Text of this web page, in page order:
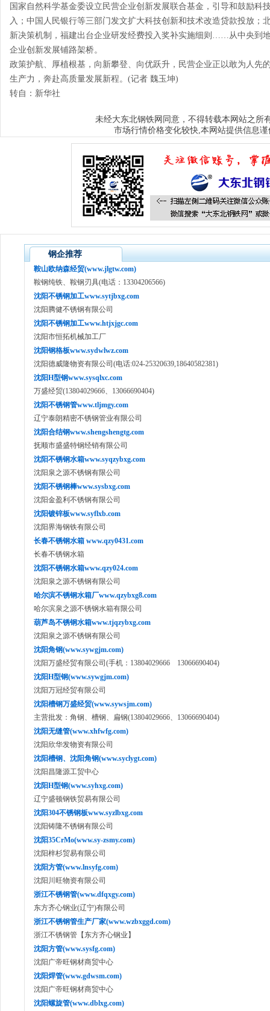
国家自然科学基金委设立民营企业创新发展联合基金，引导和鼓励科
入；中国人民银行等三部门发文扩大科技创新和技术改造贷款投放；
新决策机制，福建出台企业研发经费投入奖补实施细则……从中央到
企业创新发展铺路架桥。
政策护航、厚植根基，向新攀登、向优跃升，民营企业正以敢为人先
生产力，奔赴高质量发展新程。(记者 魏玉坤)
转自：新华社
未经大东北钢铁网 同意，不得转载本网站之所
市场行情价格变化较快,本网站提供信息
钢企推荐
鞍山欧纳森经贸(www.jlgtw.com)
鞍钢纯铁、鞍钢刃具(电话：13304206566)
沈阳不锈钢加工www.sytjbxg.com
沈阳腾健不锈钢有限公司
沈阳不锈钢加工www.htjxjgc.com
沈阳市恒拓机械加工厂
沈阳钢格板www.sydwlwz.com
沈阳德威隆物资有限公司(电话:024-25320639,18640582381)
沈阳H型钢www.sysqlxc.com
万盛经贸(13804029666、13066690404)
沈阳不锈钢管www.tljmgy.com
辽宁泰朗精密不锈钢管业有限公司
沈阳合结钢www.shengshengtg.com
抚顺市盛盛特钢经销有限公司
沈阳不锈钢水箱www.syqzybxg.com
沈阳泉之源不锈钢有限公司
沈阳不锈钢棒www.sysbxg.com
沈阳金盈利不锈钢有限公司
沈阳镀锌板www.syflxb.com
沈阳界海钢铁有限公司
长春不锈钢水箱 www.qzy0431.com
长春不锈钢水箱
沈阳不锈钢水箱www.qzy024.com
沈阳泉之源不锈钢有限公司
哈尔滨不锈钢水箱厂www.qzybxg8.com
哈尔滨泉之源不锈钢水箱有限公司
葫芦岛不锈钢水箱www.tjqzybxg.com
沈阳泉之源不锈钢有限公司
沈阳角钢(www.sywgjm.com)
沈阳万盛经贸有限公司(手机：13804029666 13066690404)
沈阳H型钢(www.sywgjm.com)
沈阳万冠经贸有限公司
沈阳槽钢万盛经贸(www.sywsjm.com)
主营批发：角钢、槽钢、扁钢(13804029666、13066690404)
沈阳无缝管(www.xhfwfg.com)
沈阳欣华发物资有限公司
沈阳槽钢、沈阳角钢(www.syclygt.com)
沈阳昌隆源工贸中心
沈阳H型钢(www.syhxg.com)
辽宁盛顿钢铁贸易有限公司
沈阳304不锈钢板www.syzlbxg.com
沈阳铸隆不锈钢有限公司
沈阳35CrMo(www.sy-zsmy.com)
沈阳梓杉贸易有限公司
沈阳方管(www.lnsyfg.com)
沈阳川旺物资有限公司
浙江不锈钢管(www.dfqxgy.com)
东方齐心钢业(辽宁)有限公司
浙江不锈钢管生产厂家(www.wzbxggd.com)
浙江不锈钢管【东方齐心钢业】
沈阳方管(www.sysfg.com)
沈阳广帝旺钢材商贸中心
沈阳焊管(www.gdwsm.com)
沈阳广帝旺钢材商贸中心
沈阳螺旋管(www.dblxg.com)